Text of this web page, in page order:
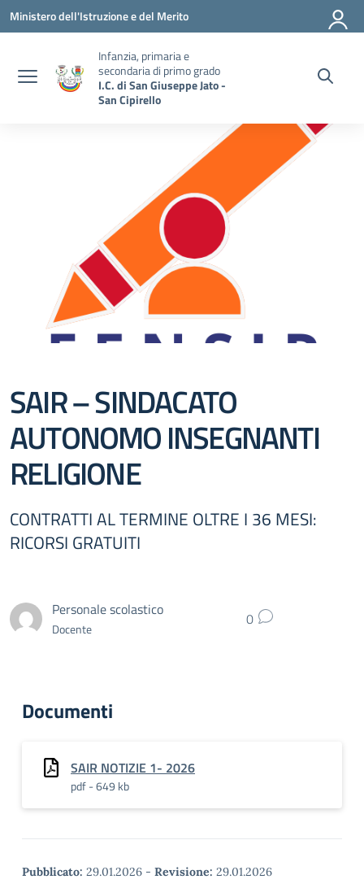
Vai ai contenuti
Vai al menu di navigazione
Vai al footer
Ministero dell'Istruzione e del Merito
Infanzia, primaria e
secondaria di primo grado
I.C. di San Giuseppe Jato -
San Cipirello
SAIR – SINDACATO
AUTONOMO INSEGNANTI
RELIGIONE
CONTRATTI AL TERMINE OLTRE I 36 MESI:
RICORSI GRATUITI
Personale scolastico
Docente 0
Documenti
SAIR NOTIZIE 1- 2026
pdf - 649 kb
Pubblicato: 29.01.2026 - Revisione: 29.01.2026